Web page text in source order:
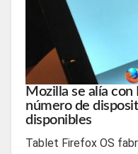
Mozilla se alía con
número de
disponibles
Tablet Firefox OS